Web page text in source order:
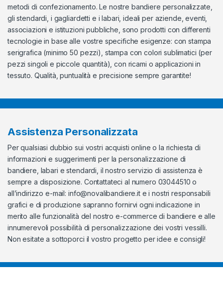
metodi di confezionamento. Le nostre bandiere personalizzate,
gli stendardi, i gagliardetti e i labari, ideali per aziende, eventi,
associazioni e istituzioni pubbliche, sono prodotti con differenti
tecnologie in base alle vostre specifiche esigenze: con stampa
serigrafica (minimo 50 pezzi), stampa con colori sublimatici (per
pezzi singoli e piccole quantità), con ricami o applicazioni in
tessuto. Qualità, puntualità e precisione sempre garantite!
Assistenza Personalizzata
Per qualsiasi dubbio sui vostri acquisti online o la richiesta di
informazioni e suggerimenti per la personalizzazione di
bandiere, labari e stendardi, il nostro servizio di assistenza è
sempre a disposizione. Contattateci al numero 03044510 o
all’indirizzo e-mail: info@novalibandiere.ite i nostri responsabili
grafici e di produzione sapranno fornirvi ogni indicazione in
merito alle funzionalità del nostro e-commerce di bandiere e alle
innumerevoli possibilità di personalizzazione dei vostri vessilli.
Non esitate a sottoporci il vostro progetto per idee e consigli!